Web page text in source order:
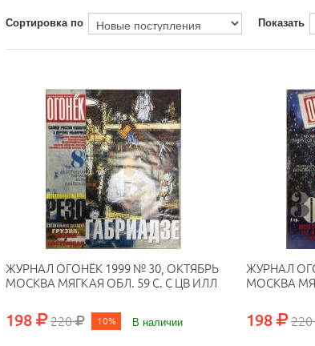
Сортировка по Показать
ЖУРНАЛ ОГОНЁК 1999 № 30, ОКТЯБРЬ
МОСКВА МЯГКАЯ ОБЛ. 59 С. С ЦВ ИЛЛ
198 220 10% В наличии
ЖУРНАЛ
МОСКВА
198 220